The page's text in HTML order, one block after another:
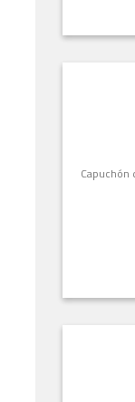
Capuchón